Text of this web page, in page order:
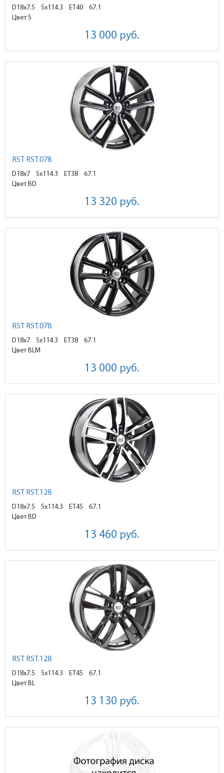
D18x7.5 5x114.3 ET40
67.1
Цвет S
13 000 руб.
RST RST.078
D18x7 5x114.3 ET38
67.1
Цвет BD
13 320 руб.
RST RST.078
D18x7 5x114.3 ET38
67.1
Цвет BLM
13 000 руб.
RST RST.128
D18x7.5 5x114.3 ET45
67.1
Цвет BD
13 460 руб.
RST RST.128
D18x7.5 5x114.3 ET45
67.1
Цвет BL
13 130 руб.